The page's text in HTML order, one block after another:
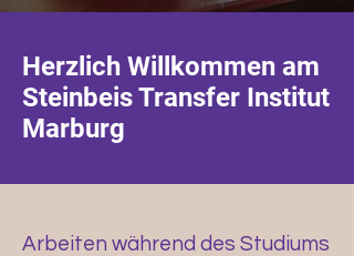
Herzlich Willkommen am
Steinbeis Transfer Institut
Marburg
Arbeiten während des Studiums